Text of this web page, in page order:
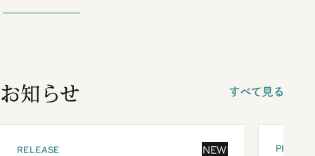
お知らせ すべて見る
RELEASE NEW